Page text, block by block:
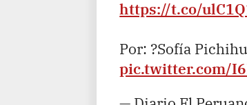
https://t.co/
Por: ?Sofía
pic.twitter.com/